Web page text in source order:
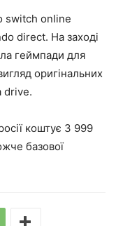
switch online
direct. На заході
геймпади для
оригінальних
drive.
коштує 3 999
базової